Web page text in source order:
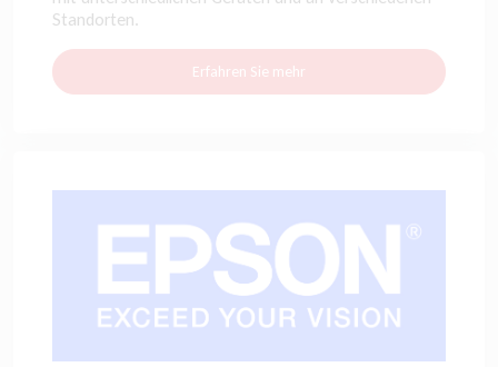
Standorten.
Erfahren Sie mehr